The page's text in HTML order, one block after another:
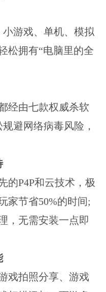
游戏、单机、模拟
松拥有“电脑里的全
由七款权威杀软
避网络病毒风险，
P4P和云技术，极
家节省50%的时间;
，无需安装一点即
拍照分享、游戏